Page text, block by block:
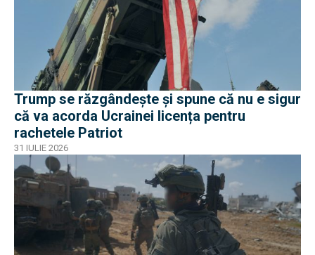
Trump se răzgândește și spune că nu e sigur
că va acorda Ucrainei licența pentru
rachetele Patriot
31 IULIE 2026